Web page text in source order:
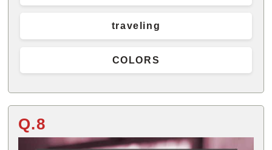
traveling
COLORS
Q.8